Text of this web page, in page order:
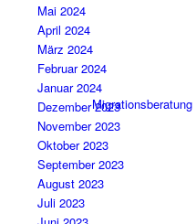
Migrationsberatung
Mai 2024
April 2024
März 2024
Februar 2024
Januar 2024
Dezember 2023
November 2023
Oktober 2023
September 2023
August 2023
Juli 2023